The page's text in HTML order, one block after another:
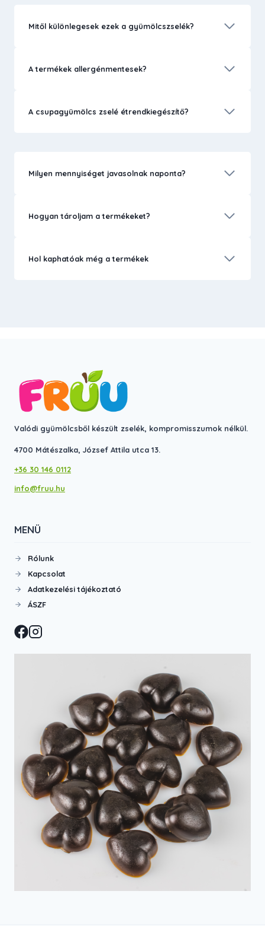
Mitől különlegesek ezek a gyümölcszselék?
A termékek allergénmentesek?
A csupagyümölcs zselé étrendkiegészítő?
Milyen mennyiséget javasolnak naponta?
Hogyan tároljam a termékeket?
Hol kaphatóak még a termékek
Valódi gyümölcsből készült zselék, kompromisszumok nélkül.
4700 Mátészalka, József Attila utca 13.
+36 30 146 0112
info@fruu.hu
MENÜ
Rólunk
Kapcsolat
Adatkezelési tájékoztató
ÁSZF